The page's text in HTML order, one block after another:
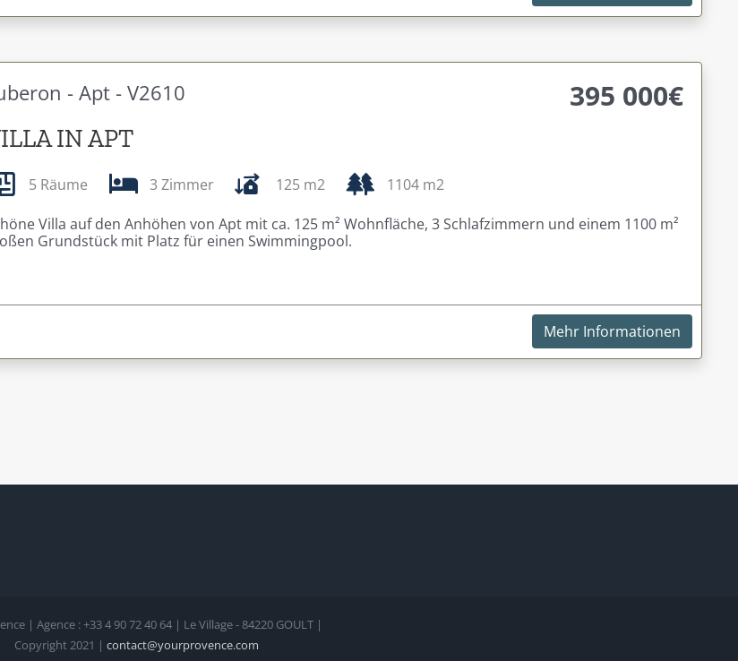
- Apt - V2610 395 000€
IN APT
5 Räume 3 Zimmer 125 m2
1104 m2
Villa auf den Anhöhen von Apt mit ca. 125 m² Wohnfläche, 3 Schlafzimmern und einem 1100 m²
Grundstück mit Platz für einen Swimmingpool.
Mehr Informationen
| Agence : +33 4 90 72 40 64 | Le Village - 84220 GOULT |
Copyright 2021 | contact@yourprovence.com